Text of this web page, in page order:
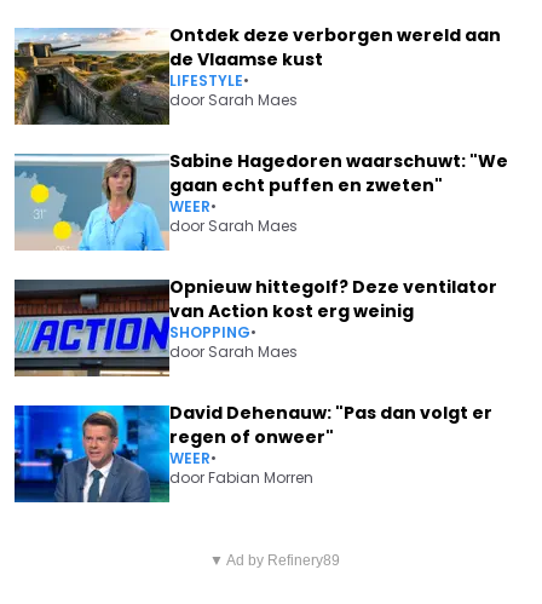
Ontdek deze verborgen wereld aan
de Vlaamse kust
LIFESTYLE•
door Sarah Maes
Sabine Hagedoren waarschuwt: "We
gaan echt puffen en zweten"
WEER•
door Sarah Maes
Opnieuw hittegolf? Deze ventilator
van Action kost erg weinig
SHOPPING•
door Sarah Maes
David Dehenauw: "Pas dan volgt er
regen of onweer"
WEER•
doorFabian Morren
'LUKAKU HAKT KNOOP DOOR
▼ Ad by Refinery89